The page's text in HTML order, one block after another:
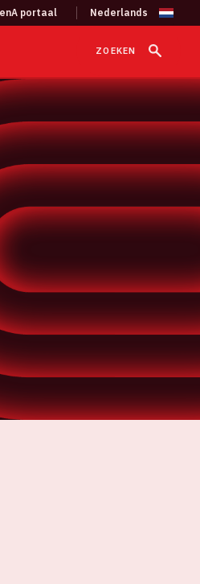
portaal
ZOEKEN